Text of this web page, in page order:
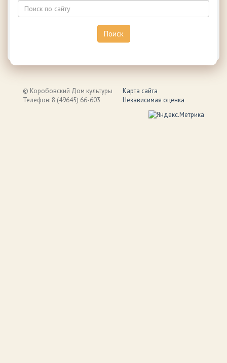
© Коробовский Дом культуры
Телефон: 8 (49645) 66-603
Карта сайта
Независимая оценка